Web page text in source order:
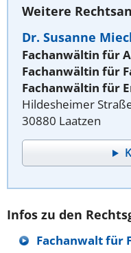
Weitere
Dr. Susanne
Fachanwältin für
Fachanwältin für
Fachanwältin für
Hildesheimer
30880 Laatzen
Infos zu den
Fachanwalt für